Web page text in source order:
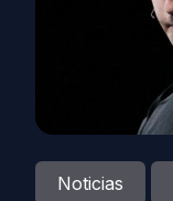
Noticias